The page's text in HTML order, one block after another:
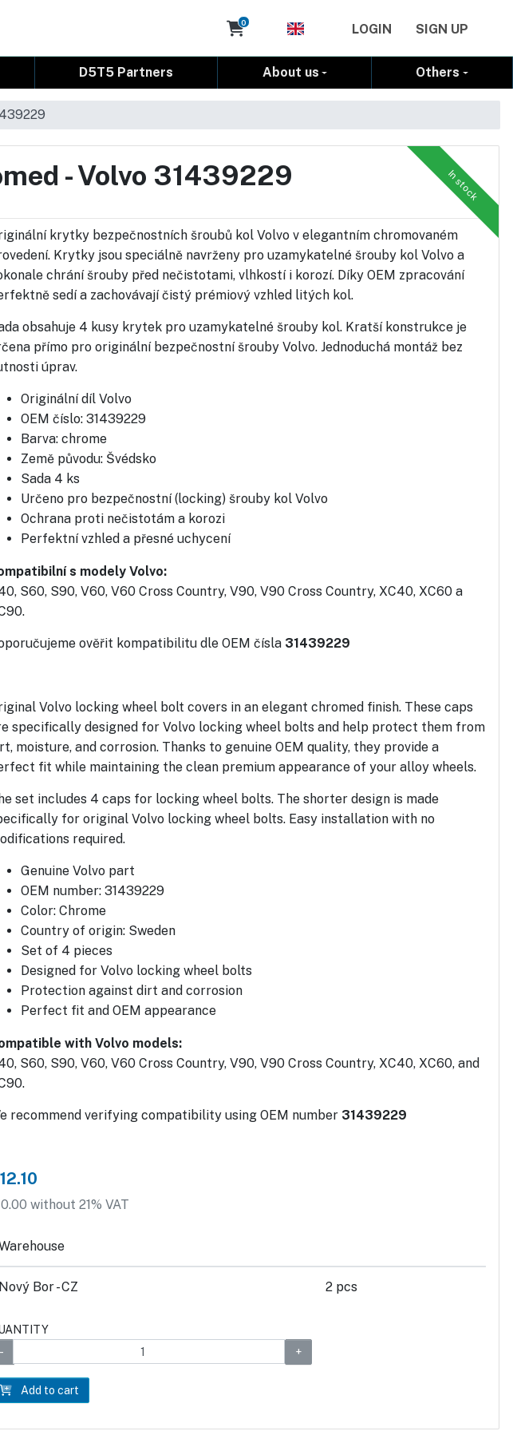
Cart
0 LOGIN SIGN UP
D5T5 Partners About us Others
In stock
- Volvo 31439229
krytky bezpečnostních šroubů kol Volvo v elegantním chromovaném
Krytky jsou speciálně navrženy pro uzamykatelné šrouby kol Volvo a
chrání šrouby před nečistotami, vlhkostí i korozí. Díky OEM zpracování
sedí a zachovávají čistý prémiový vzhled litých kol.
obsahuje 4 kusy krytek pro uzamykatelné šrouby kol. Kratší konstrukce je
přímo pro originální bezpečnostní šrouby Volvo. Jednoduchá montáž bez
úprav.
Originální díl Volvo
OEM číslo: 31439229
Barva: chrome
Země původu: Švédsko
Sada 4 ks
Určeno pro bezpečnostní (locking) šrouby kol Volvo
Ochrana proti nečistotám a korozi
Perfektní vzhled a přesné uchycení
s modely Volvo:
S60, S90, V60, V60 Cross Country, V90, V90 Cross Country, XC40, XC60 a
ověřit kompatibilitu dle OEM čísla 31439229
Volvo locking wheel bolt covers in an elegant chromed finish. These caps
specifically designed for Volvo locking wheel bolts and help protect them from
moisture, and corrosion. Thanks to genuine OEM quality, they provide a
fit while maintaining the clean premium appearance of your alloy wheels.
set includes 4 caps for locking wheel bolts. The shorter design is made
for original Volvo locking wheel bolts. Easy installation with no
required.
Genuine Volvo part
OEM number: 31439229
Color: Chrome
Country of origin: Sweden
Set of 4 pieces
Designed for Volvo locking wheel bolts
Protection against dirt and corrosion
Perfect fit and OEM appearance
with Volvo models:
S60, S90, V60, V60 Cross Country, V90, V90 Cross Country, XC40, XC60, and
recommend verifying compatibility using OEM number 31439229
without 21% VAT
Nový Bor - CZ 2 pcs
Add to cart